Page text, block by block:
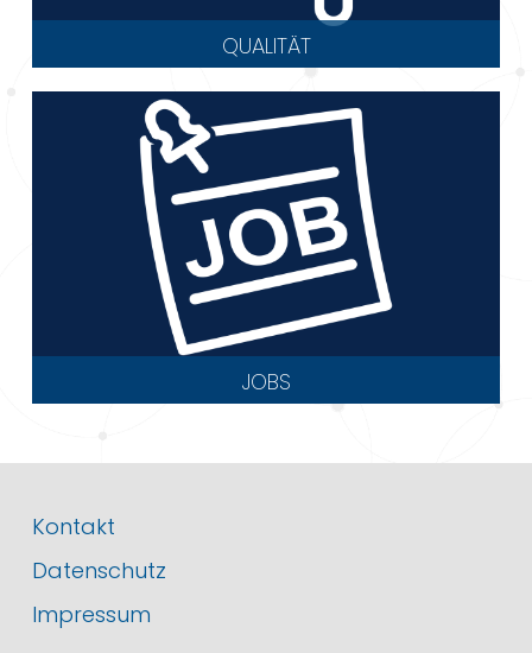
QUALITÄT
JOBS
Kontakt
Datenschutz
Impressum